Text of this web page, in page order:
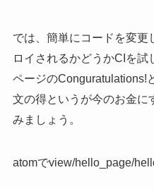
では、簡単にコードを変
ロイされるかどうかCIを試
ページのConguratulations!
文の得というが今のお金に
みましょう。
atomでview/hello_page/